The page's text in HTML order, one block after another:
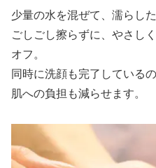
少量の水を混ぜて、濡らし
ごしごし擦らずに、やさし
オフ。
同時に洗顔も完了している
肌への負担も減らせます。